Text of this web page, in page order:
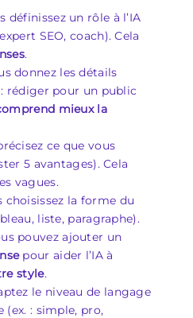
définissez un rôle à l’IA
SEO, coach). Cela
.
donnez les détails
: rédiger pour un public
mieux la
ce que vous
5 avantages). Cela
vagues.
choisissez la forme du
liste, paragraphe).
pouvez ajouter un
pour aider l’IA à
style.
le niveau de langage
(ex. : simple, pro,